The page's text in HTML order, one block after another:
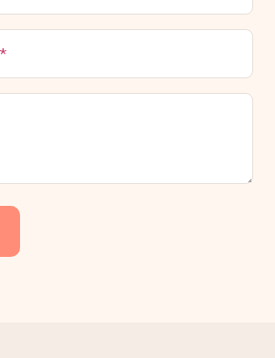
din gave på denne dag.
kan jeg vælge?
(endnu) muligt at vælge en
gave, du vil bestille, sendes enten som
levering. Vil du gerne vide
sendes på? Kontakt venligst vores
Dankort, Paypal,
Klarna eller bankoverførsel. I tilfælde af
skal du tage højde for en ekstra 3